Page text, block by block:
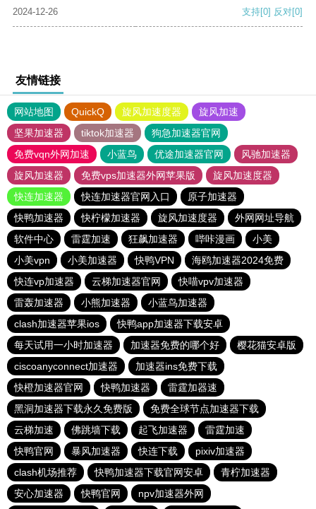
2024-12-26 支持[0] 反对[0]
友情链接
网站地图 QuickQ 旋风加速度器
旋风加速
坚果加速器
tiktok加速器
狗急加速器官网
免费vqn外网加速
小蓝鸟 优途加速器官网
风驰加速器
旋风加速器
免费vps加速器外网苹果版
旋风加速度器
快连加速器
快连加速器官网入口
原子加速器
快鸭加速器
快柠檬加速器 旋风加速度器
外网网址导航
软件中心
雷霆加速 狂飙加速器 哔咔漫画
小美
小美vpn
小美加速器 快鸭VPN
海鸥加速器2024免费
快连vp加速器
云梯加速器官网
快喵vpv加速器
雷轰加速器
小熊加速器
小蓝鸟加速器
clash加速器苹果ios
快鸭app加速器下载安卓
每天试用一小时加速器
加速器免费的哪个好
樱花猫安卓版
ciscoanyconnect加速器
加速器ins免费下载
快橙加速器官网
快鸭加速器
雷霆加器速
黑洞加速器下载永久免费版
免费全球节点加速器下载
云梯加速
佛跳墙下载 起飞加速器
雷霆加速
快鸭官网
暴风加速器 快连下载
pixiv加速器
clash机场推荐
快鸭加速器下载官网安卓
青柠加速器
安心加速器
快鸭官网 npv加速器外网